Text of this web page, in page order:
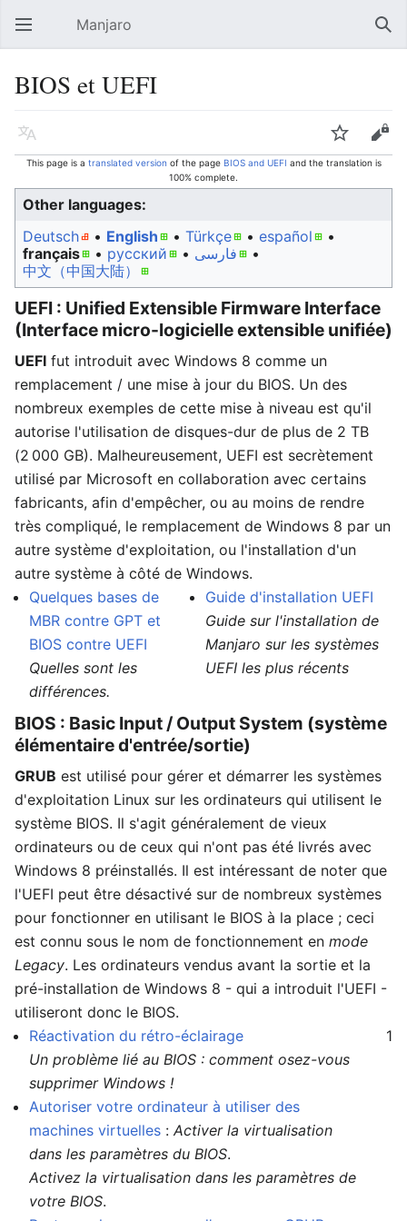
Open main menu Manjaro
BIOS et UEFI
Language Watch Edit
This page is a translated version of the page BIOS and UEFI and the translation is
100% complete.
Other languages:
Deutsch
• ‎ English • ‎ Türkçe • ‎ español
•
français • ‎ русский • ‎ فارسی
• ‎
中文（中国大陆）‎
UEFI : Unified Extensible Firmware Interface
(Interface micro-logicielle extensible unifiée)
UEFI fut introduit avec Windows 8 comme un
remplacement / une mise à jour du BIOS. Un des
nombreux exemples de cette mise à niveau est qu'il
autorise l'utilisation de disques-dur de plus de 2 TB
(2 000 GB). Malheureusement, UEFI est secrètement
utilisé par Microsoft en collaboration avec certains
fabricants, afin d'empêcher, ou au moins de rendre
très compliqué, le remplacement de Windows 8 par un
autre système d'exploitation, ou l'installation d'un
autre système à côté de Windows.
Quelques bases de
MBR contre GPT et
BIOS contre UEFI
Quelles sont les
différences.
Guide d'installation UEFI
Guide sur l'installation de
Manjaro sur les systèmes
UEFI les plus récents
BIOS : Basic Input / Output System (système
élémentaire d'entrée/sortie)
GRUB est utilisé pour gérer et démarrer les systèmes
d'exploitation Linux sur les ordinateurs qui utilisent le
système BIOS. Il s'agit généralement de vieux
ordinateurs ou de ceux qui n'ont pas été livrés avec
Windows 8 préinstallés. Il est intéressant de noter que
l'UEFI peut être désactivé sur de nombreux systèmes
pour fonctionner en utilisant le BIOS à la place ; ceci
est connu sous le nom de fonctionnement en mode
Legacy. Les ordinateurs vendus avant la sortie et la
pré-installation de Windows 8 - qui a introduit l'UEFI -
utiliseront donc le BIOS.
Réactivation du rétro-éclairage
Un problème lié au BIOS : comment osez-vous
supprimer Windows !
Autoriser votre ordinateur à utiliser des
machines virtuelles : Activer la virtualisation
dans les paramètres du BIOS.
Activez la virtualisation dans les paramètres de
votre BIOS.
1